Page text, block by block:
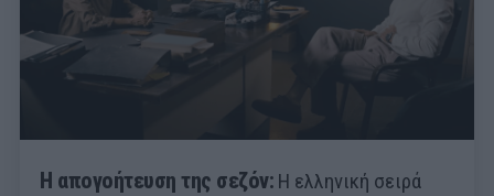
Η απογοήτευση της σεζόν: Η ελληνική σειρά